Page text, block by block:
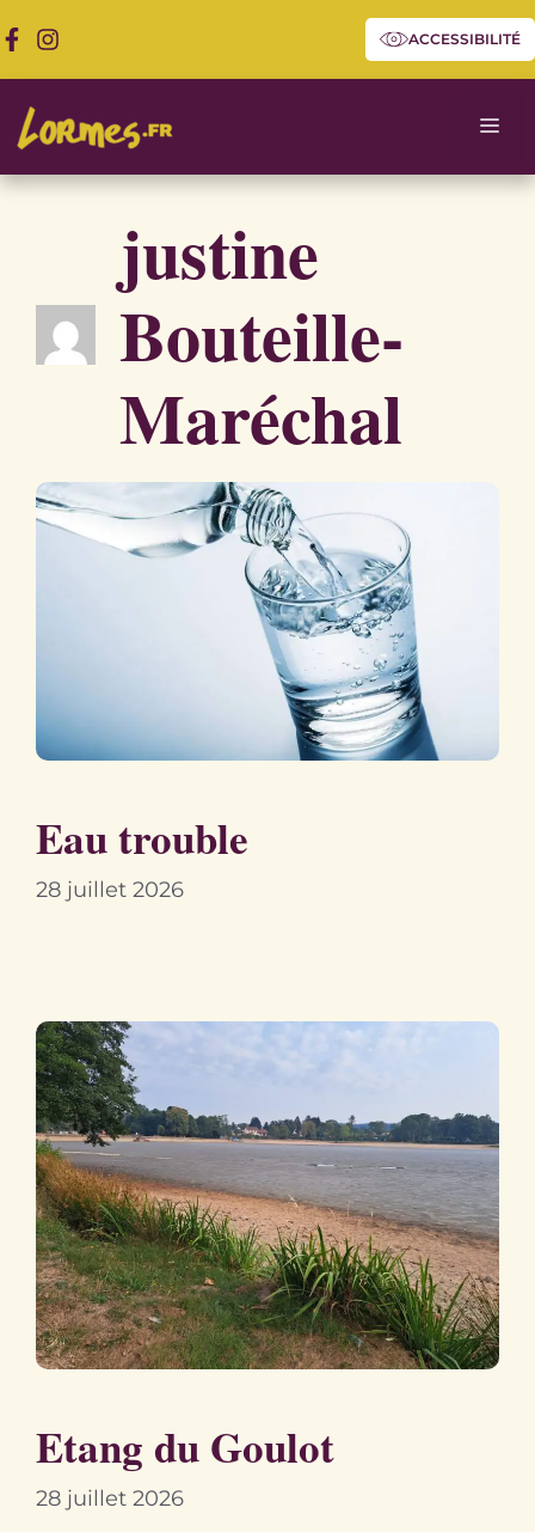
au
contenu
ACCESSIBILITÉ
justine
Bouteille-
Maréchal
Eau trouble
28 juillet 2026
Etang du Goulot
28 juillet 2026